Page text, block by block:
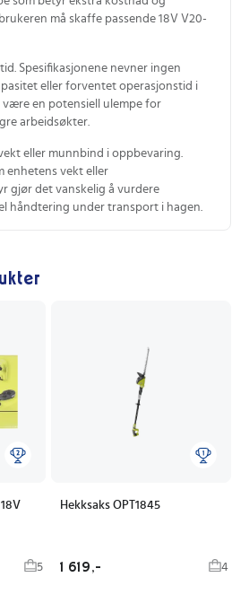
må skaffe passende 18V V20-
Spesifikasjonene nevner ingen
eller forventet operasjonstid i
være en potensiell ulempe for
arbeidsøkter.
eller munnbind i oppbevaring.
enhetens vekt eller
gjør det vanskelig å vurdere
håndtering under transport i hagen.
5
Hekksaks OPT1845
1 619,- 4